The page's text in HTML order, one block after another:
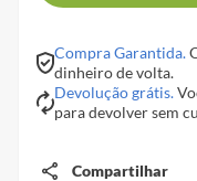
Compra Garantida.
dinheiro de volta.
Devolução grátis.
para devolver sem
Compartilhar